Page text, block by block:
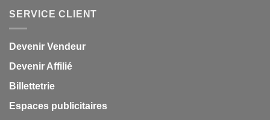
SERVICE CLIENT
Devenir Vendeur
Devenir Affilié
Billettetrie
Espaces publicitaires